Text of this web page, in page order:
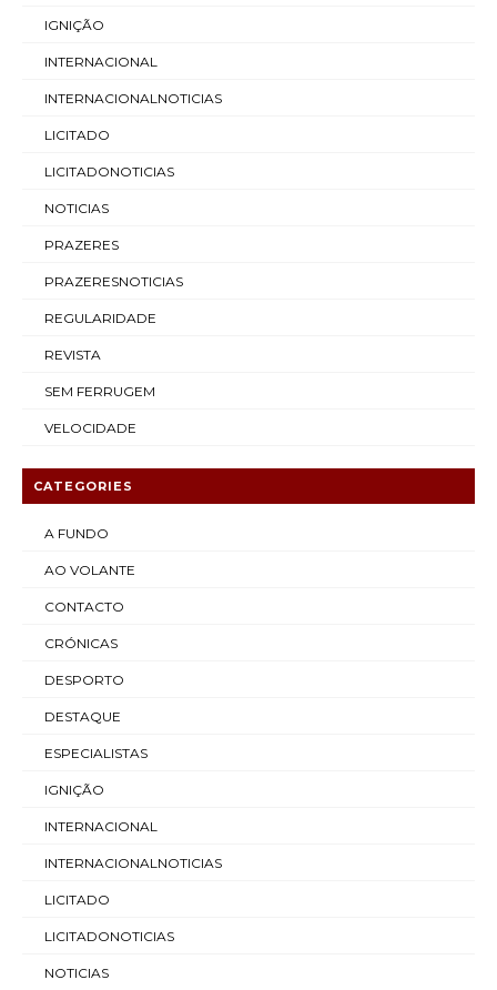
IGNIÇÃO
INTERNACIONAL
INTERNACIONALNOTICIAS
LICITADO
LICITADONOTICIAS
NOTICIAS
PRAZERES
PRAZERESNOTICIAS
REGULARIDADE
REVISTA
SEM FERRUGEM
VELOCIDADE
CATEGORIES
A FUNDO
AO VOLANTE
CONTACTO
CRÓNICAS
DESPORTO
DESTAQUE
ESPECIALISTAS
IGNIÇÃO
INTERNACIONAL
INTERNACIONALNOTICIAS
LICITADO
LICITADONOTICIAS
NOTICIAS